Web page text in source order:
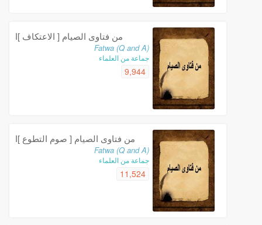
من فتاوى الصيام [ الاعتكاف ]ا
Fatwa (Q and A)
جماعة من العلماء
9,944
من فتاوى الصيام [ صوم التطوع ]ا
Fatwa (Q and A)
جماعة من العلماء
11,524